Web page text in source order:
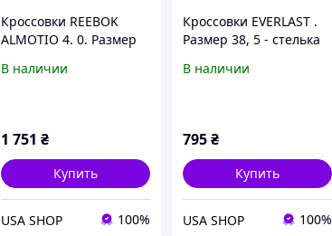
Кроссовки REEBOK
ALMOTIO 4. 0. Размер
из США.
В наличии
1 751 ₴
Купить
USA SHOP 100%
Кроссовки EVERLAST .
Размер 38, 5 - стелька
США.
В наличии
795₴
Купить
USA SHOP 100%